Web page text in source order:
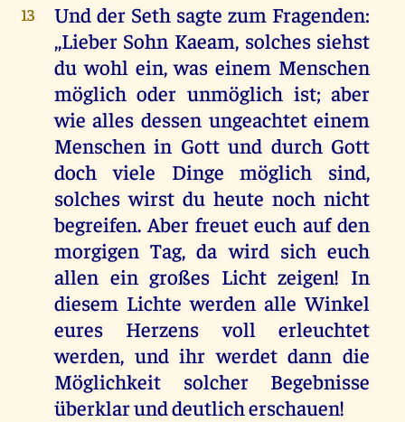
13
Und der Seth sagte zum Fragenden:
,,Lieber Sohn Kaeam, solches siehst
du wohl ein, was einem Menschen
möglich oder unmöglich ist; aber
wie alles dessen ungeachtet einem
Menschen in Gott und durch Gott
doch viele Dinge möglich sind,
solches wirst du heute noch nicht
begreifen. Aber freuet euch auf den
morgigen Tag, da wird sich euch
allen ein großes Licht zeigen! In
diesem Lichte werden alle Winkel
eures Herzens voll erleuchtet
werden, und ihr werdet dann die
Möglichkeit solcher Begebnisse
überklar und deutlich erschauen!